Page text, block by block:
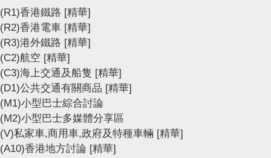
(R1)香港鐵路 [精華]
(R2)香港電車 [精華]
(R3)港外鐵路 [精華]
(C2)航空 [精華]
(C3)海上交通及船隻 [精華]
(D1)公共交通有關商品 [精華]
(M1)小型巴士綜合討論
(M2)小型巴士多媒體分享區
(V)私家車,商用車,政府及特種車輛 [精華]
(A10)香港地方討論 [精華]